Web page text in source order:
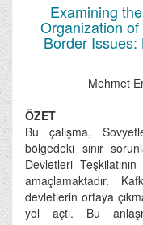
Examining
Organization
Border Issues:
Mehmet
ÖZET
Bu çalışma,
bölgedeki sınır
Devletleri
amaçlamaktadır.
devletlerin ortaya
yol açtı. Bu